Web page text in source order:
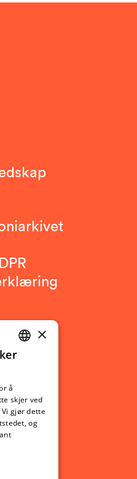
NORWEGIAN
×
å
skjer ved
gjør dette
og